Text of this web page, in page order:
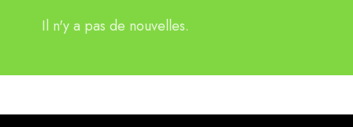
Il n'y a pas de nouvelles.